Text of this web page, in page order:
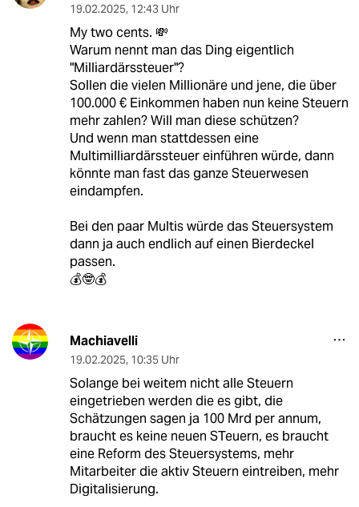
19.02.2025, 12:43 Uhr
My two cents. 💸
Warum nennt man das Ding eigentlich
"Milliardärssteuer"?
Sollen die vielen Millionäre und jene, die über
100.000 € Einkommen haben nun keine Steuern
mehr zahlen? Will man diese schützen?
Und wenn man stattdessen eine
Multimilliardärssteuer einführen würde, dann
könnte man fast das ganze Steuerwesen
eindampfen.
Bei den paar Multis würde das Steuersystem
dann ja auch endlich auf einen Bierdeckel
passen.
💰🤓💰
Machiavelli
19.02.2025, 10:35 Uhr
Solange bei weitem nicht alle Steuern
eingetrieben werden die es gibt, die
Schätzungen sagen ja 100 Mrd per annum,
braucht es keine neuen STeuern, es braucht
eine Reform des Steuersystems, mehr
Mitarbeiter die aktiv Steuern eintreiben, mehr
Digitalisierung.